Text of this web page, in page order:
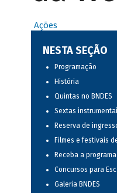
Ações
NESTA SEÇÃO
Programação
História
Quintas no BNDES
Sextas
Reserva de
Filmes e festivais
Receba a
Concursos para
Galeria BNDES